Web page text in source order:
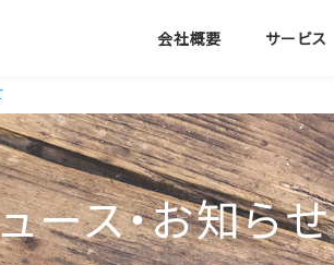
会社概要 サービス
ース・お知らせ